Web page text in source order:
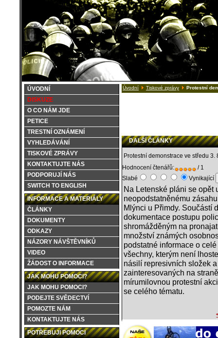
ÚVODNÍ
DISKUZE
O CO NÁM JDE
PETICE
TRESTNÍ OZNÁMENÍ
VYHLEDÁVÁNÍ
TISKOVÉ ZPRÁVY
KONTAKTUJTE NÁS
PODPORUJÍ NÁS
SWITCH TO ENGLISH
INFORMACE A MATERIÁLY
ČLÁNKY
DOKUMENTY
ODKAZY
NÁZORY NÁVŠTĚVNÍKŮ
VIDEO
ŽÁDOST O INFORMACE
JAK MOHU POMOCI?
JAK MOHU POMOCI?
PODEJTE SVĚDECTVÍ
POMOZTE NÁM
KONTAKTUJTE NÁS
POTŘEBUJI POMOCI
Úvodní Tiskové zprávy Protestní
DALŠÍ ČLÁNKY
Protestní demonstrace ve středu 3.
Hodnocení čtenářů:
/ 1
Slabé
Vynikající
Na Letenské pláni se opět
neopodstatněnému
Mlýnci u Přimdy. Součástí
dokumentace postupu
shromážděným na
množství známých
podstatné informace o
všechny, kterým není
násilí represivních složek
zainteresovaných na
mírumilovnou protestní
se celého tématu.